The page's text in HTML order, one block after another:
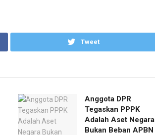
Tweet
Anggota DPR
Tegaskan PPPK
Adalah Aset Negara
Bukan Beban APBN